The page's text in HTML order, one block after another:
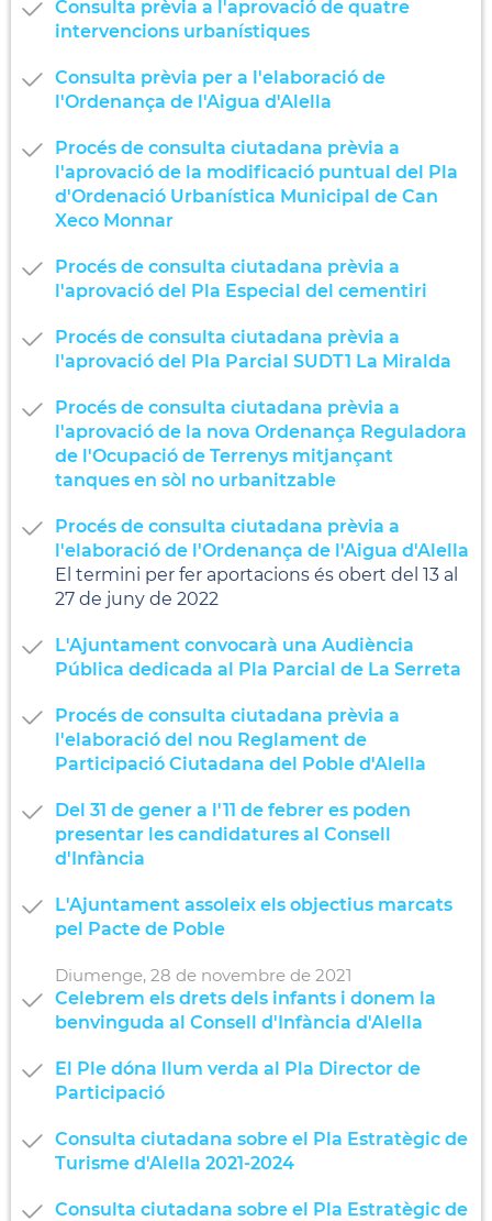
Consulta prèvia a l'aprovació de quatre
intervencions urbanístiques
Consulta prèvia per a l'elaboració de
l'Ordenança de l'Aigua d'Alella
Procés de consulta ciutadana prèvia a
l'aprovació de la modificació puntual del Pla
d'Ordenació Urbanística Municipal de Can
Xeco Monnar
Procés de consulta ciutadana prèvia a
l'aprovació del Pla Especial del cementiri
Procés de consulta ciutadana prèvia a
l'aprovació del Pla Parcial SUDT1 La Miralda
Procés de consulta ciutadana prèvia a
l'aprovació de la nova Ordenança Reguladora
de l'Ocupació de Terrenys mitjançant
tanques en sòl no urbanitzable
Procés de consulta ciutadana prèvia a
l'elaboració de l'Ordenança de l'Aigua d'Alella
El termini per fer aportacions és obert del 13 al
27 de juny de 2022
L'Ajuntament convocarà una Audiència
Pública dedicada al Pla Parcial de La Serreta
Procés de consulta ciutadana prèvia a
l'elaboració del nou Reglament de
Participació Ciutadana del Poble d'Alella
Del 31 de gener a l'11 de febrer es poden
presentar les candidatures al Consell
d'Infància
L'Ajuntament assoleix els objectius marcats
pel Pacte de Poble
Diumenge, 28 de novembre de 2021
Celebrem els drets dels infants i donem la
benvinguda al Consell d'Infància d'Alella
El Ple dóna llum verda al Pla Director de
Participació
Consulta ciutadana sobre el Pla Estratègic de
Turisme d'Alella 2021-2024
Consulta ciutadana sobre el Pla Estratègic de